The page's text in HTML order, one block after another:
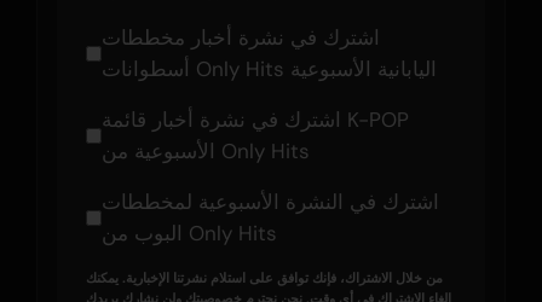
اشترك في نشرة أخبار مخططات
أسطوانات Only Hits اليابانية الأسبوعية
اشترك في نشرة أخبار قائمة K-POP
الأسبوعية من Only Hits
اشترك في النشرة الأسبوعية لمخططات
البوب من Only Hits
من خلال الاشتراك، فإنك توافق على استلام نشرتنا الإخبارية. يمكنك